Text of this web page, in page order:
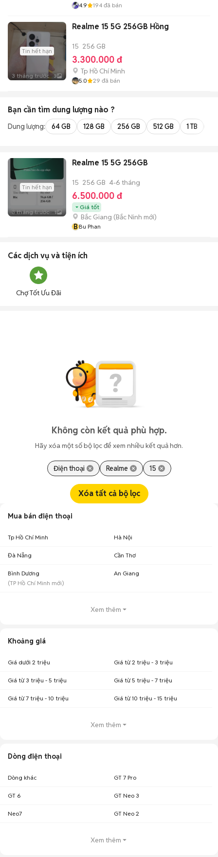
4.9 194 đã bán
Tin hết hạn
3 tháng trước 3
Realme 15 5G 256GB Hồng
15 256 GB
3.300.000 đ
Tp Hồ Chí Minh
5.0 29 đã bán
Bạn cần tìm dung lượng nào ?
Dung lượng: 64 GB 128 GB 256 GB 512 GB 1 TB
Tin hết hạn
3 tháng trước 1
Realme 15 5G 256GB
15 256 GB 4-6 tháng
6.500.000 đ
Giá tốt
Bắc Giang (Bắc Ninh mới)
BBu Phan
Các dịch vụ và tiện ích
Chợ Tốt Ưu Đãi
Không còn kết quả phù hợp.
Hãy xóa một số bộ lọc để xem nhiều kết quả hơn.
Điện thoại Realme 15
Xóa tất cả bộ lọc
Mua bán điện thoại
Tp Hồ Chí Minh Hà Nội
Đà Nẵng Cần Thơ
Bình Dương
(TP Hồ Chí Minh mới)
An Giang
Xem thêm
Khoảng giá
Giá dưới 2 triệu Giá từ 2 triệu - 3 triệu
Giá từ 3 triệu - 5 triệu Giá từ 5 triệu - 7 triệu
Giá từ 7 triệu - 10 triệu Giá từ 10 triệu - 15 triệu
Xem thêm
Dòng điện thoại
Dòng khác GT 7 Pro
GT 6 GT Neo 3
Neo7 GT Neo 2
Xem thêm